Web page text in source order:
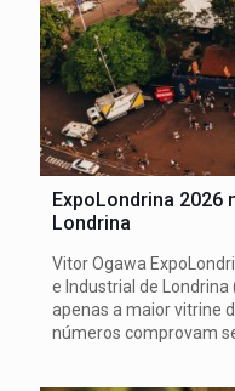
ExpoLondrina 2026
Londrina
Vitor Ogawa
e Industrial de Londrina
apenas a maior vitrine
números comprovam